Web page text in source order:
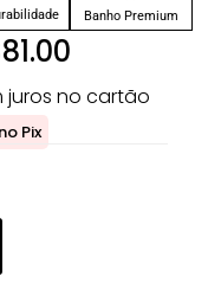
Banho Premium
81.00
juros no cartão
no Pix